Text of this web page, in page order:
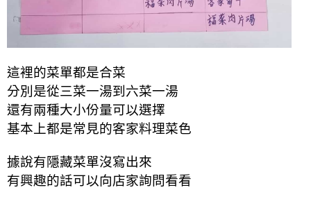
這裡的菜單都是合菜
分別是從三菜一湯到六菜一湯
還有兩種大小份量可以選擇
基本上都是常見的客家料理菜色
據說有隱藏菜單沒寫出來
有興趣的話可以向店家詢問看看